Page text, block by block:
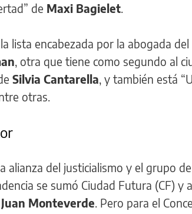
de Maxi Bagielet.
lista encabezada por la abogada
, otra que tiene como segundo al
Silvia Cantarella, y también está
otras.
alianza del justicialismo y el grupo
se sumó Ciudad Futura (CF) y
Monteverde. Pero para el